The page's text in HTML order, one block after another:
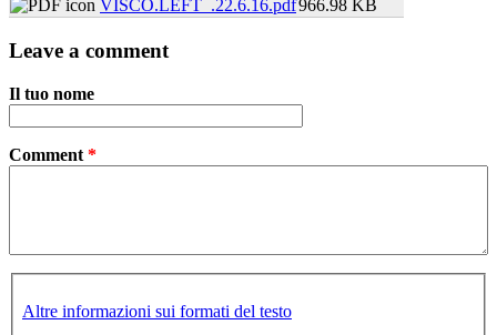
VISCO.LEFT_.22.6.16.pdf966.98 KB
Leave a comment
Il tuo nome
Comment *
Altre informazioni sui formati del testo